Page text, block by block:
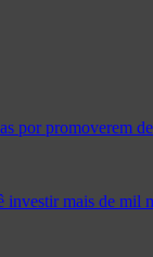
por promoverem
investir mais de mil